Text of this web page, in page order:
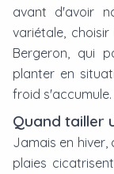
avant d'avoir
variétale,
Bergeron, qui
planter en
froid s'accumule.
Quand tailler
Jamais en hiver,
plaies